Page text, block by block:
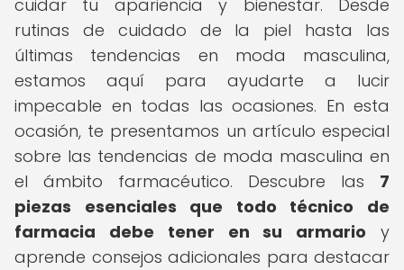
cuidar tu apariencia y bienestar. Desde
rutinas de cuidado de la piel hasta las
últimas tendencias en moda masculina,
estamos aquí para ayudarte a lucir
impecable en todas las ocasiones. En esta
ocasión, te presentamos un artículo especial
sobre las tendencias de moda masculina en
el ámbito farmacéutico. Descubre las 7
piezas esenciales que todo técnico de
farmacia debe tener en su armario y
aprende consejos adicionales para destacar